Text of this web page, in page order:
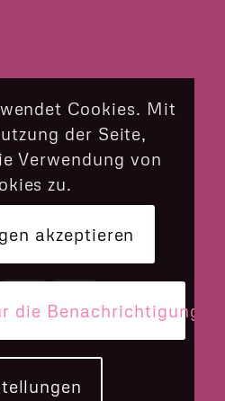
Cookies. Mit
der Seite,
Verwendung von
zu.
akzeptieren
die Benachrichtigung